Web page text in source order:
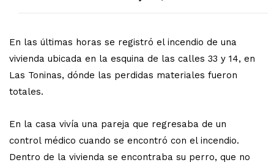
En las últimas horas se registró el incendio de una
vivienda ubicada en la esquina de las calles 33 y 14, en
Las Toninas, dónde las perdidas materiales fueron
totales.
En la casa vivía una pareja que regresaba de un
control médico cuando se encontró con el incendio.
Dentro de la vivienda se encontraba su perro, que no